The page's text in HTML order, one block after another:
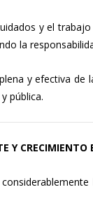
y el
la
y efectiva
pública.
Y CRECIMIENTO